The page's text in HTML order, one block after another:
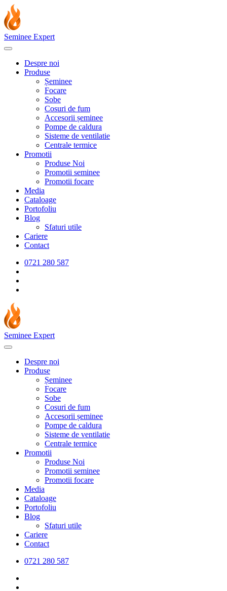
Seminee Expert
Despre noi
Produse
Șeminee
Focare
Sobe
Cosuri de fum
Accesorii șeminee
Pompe de caldura
Sisteme de ventilatie
Centrale termice
Promotii
Produse Noi
Promotii seminee
Promotii focare
Media
Cataloage
Portofoliu
Blog
Sfaturi utile
Cariere
Contact
0721 280 587
Seminee Expert
Despre noi
Produse
Șeminee
Focare
Sobe
Cosuri de fum
Accesorii șeminee
Pompe de caldura
Sisteme de ventilatie
Centrale termice
Promotii
Produse Noi
Promotii seminee
Promotii focare
Media
Cataloage
Portofoliu
Blog
Sfaturi utile
Cariere
Contact
0721 280 587